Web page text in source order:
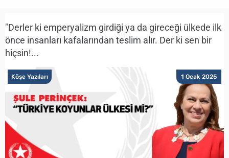
"Derler ki emperyalizm girdiği ya da gireceği ülkede ilk
önce insanları kafalarından teslim alır. Der ki sen bir
hiçsin!...
1 Ocak 2025
Köşe Yazıları